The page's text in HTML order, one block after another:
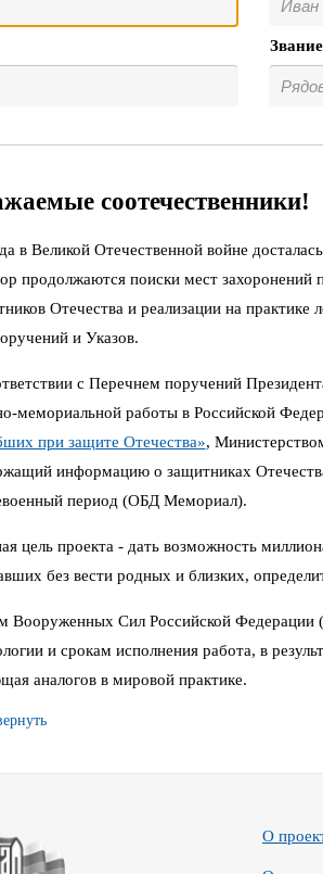
Звание
соотечественники!
в Великой Отечественной войне
продолжаются поиски мест
Отечества и реализации на
и Указов.
с Перечнем поручений
мемориальной работы в Российской
при защите Отечества»,
информацию о защитниках
период (ОБД Мемориал).
цель проекта - дать возможность
без вести родных и близких,
Вооруженных Сил Российской
и срокам исполнения работа, в
аналогов в мировой практике.
О